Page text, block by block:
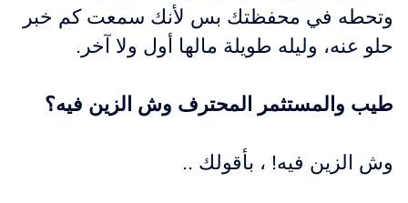
وتحطه في محفظتك بس لأنك سمعت كم خبر
حلو عنه، وليله طويلة مالها أول ولا آخر.
طيب والمستثمر المحترف وش الزين فيه؟
وش الزين فيه! ، بأقولك ..